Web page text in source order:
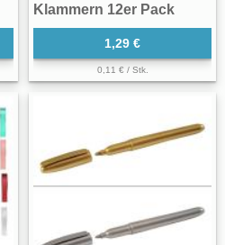
Klammern 12er Pack
1,29 €
0,11 € / Stk.